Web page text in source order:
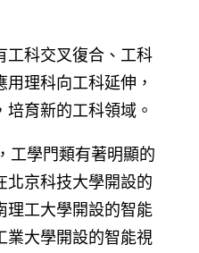
工科交叉復合、工科
理科向工科延伸，
育新的工科領域。
工學門類有著明顯的
北京科技大學開設的
理工大學開設的智能
業大學開設的智能視